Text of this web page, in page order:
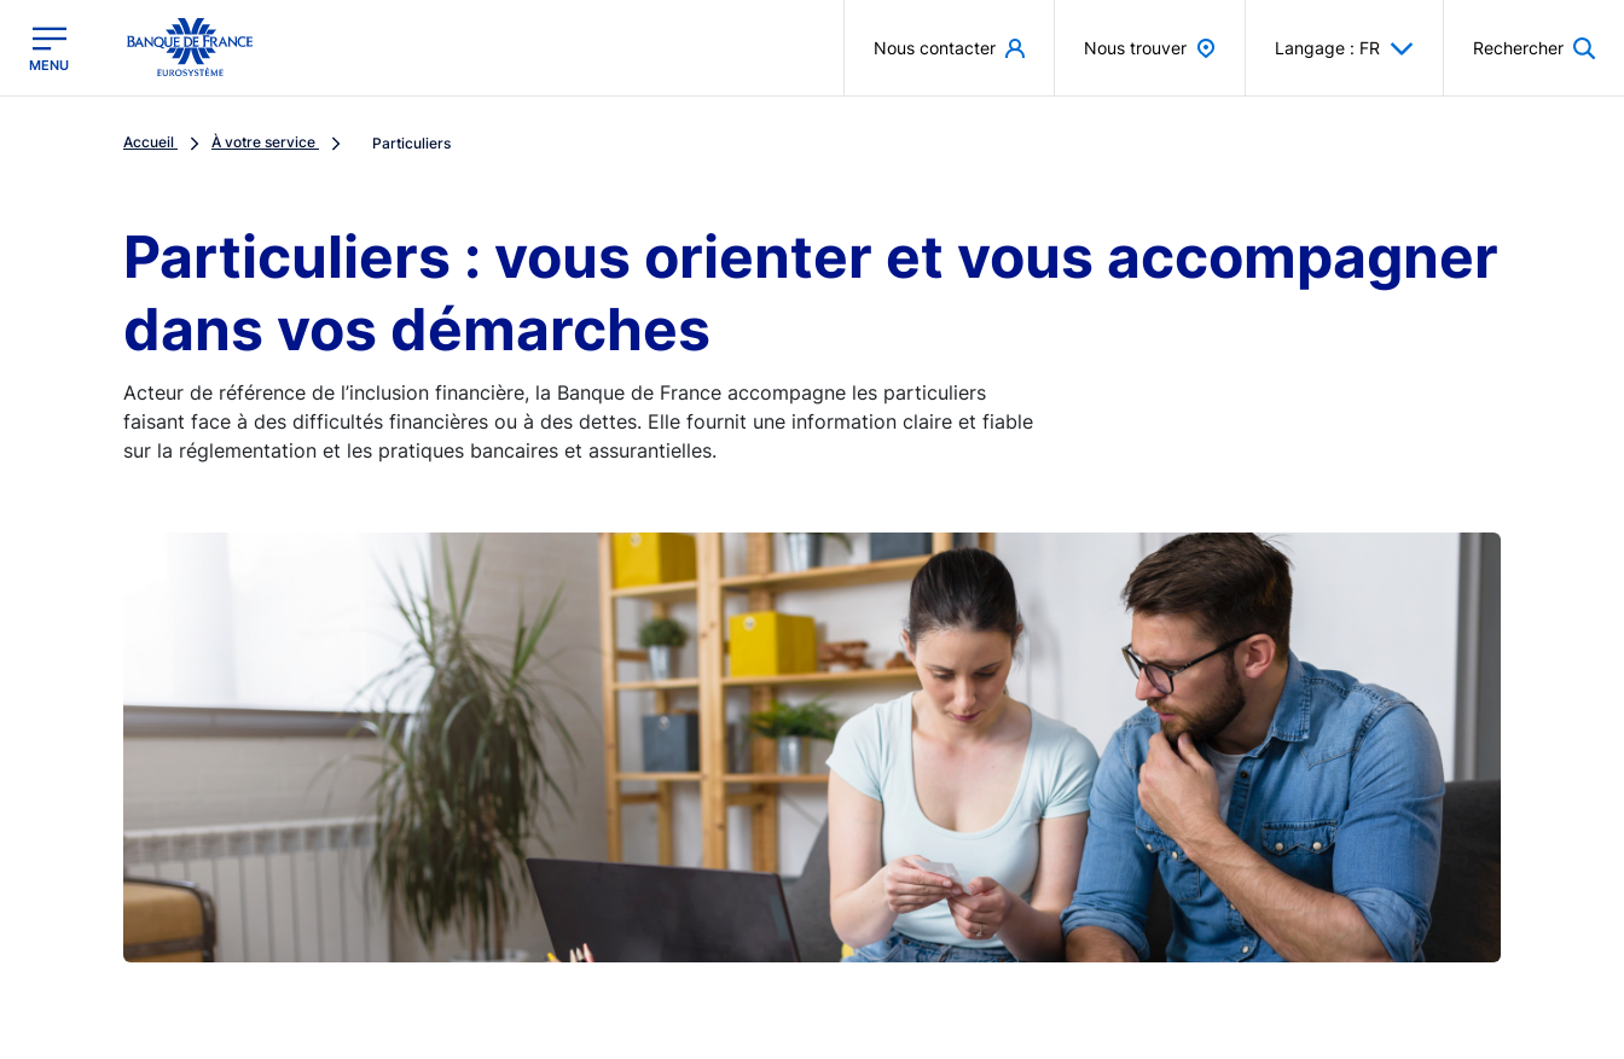
Banque de France - Menu Principal
MENU
Nous contacter Nous trouver Langage : FR Rechercher
Accueil À votre service Particuliers
Particuliers : vous orienter et vous accompagner
dans vos démarches
Acteur de référence de l’inclusion financière, la Banque de France accompagne les particuliers
faisant face à des difficultés financières ou à des dettes. Elle fournit une information claire et fiable
sur la réglementation et les pratiques bancaires et assurantielles.